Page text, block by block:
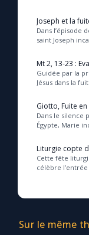
Me consacrer
Mes
Une Minute
Joseph et la
Dans l’épisode
saint Joseph
protecteur qui,
protéger ...
Mt 2, 13-23 :
Guidée par la
Jésus dans la
Giotto, Fuite
des saints
Dans le silence
Égypte, Marie
souffrance,
profond ...
Liturgie copte
Cette fête
célèbre
Sur le même